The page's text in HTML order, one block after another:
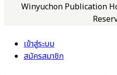
Winyuchon Publication
เข้าสู่ระบบ
สมัครสมาชิก